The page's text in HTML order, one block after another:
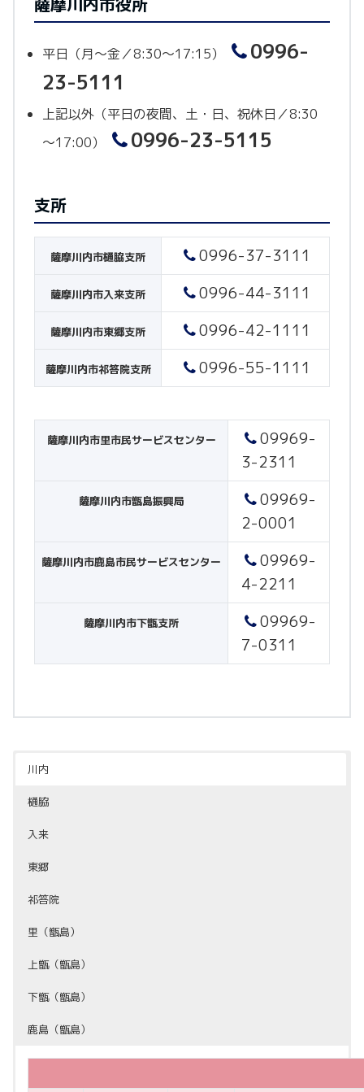
平日（月～金／8:30～17:15）
0996-
23-5111
上記以外（平日の夜間、土・日、祝休日／8:30
～17:00）
0996-23-5115
支所
薩摩川内市樋脇支所 0996-37-3111
薩摩川内市入来支所 0996-44-3111
薩摩川内市東郷支所 0996-42-1111
薩摩川内市祁答院支所 0996-55-1111
薩摩川内市里市民サービスセンター
09969-
3-2311
薩摩川内市甑島振興局
09969-
2-0001
薩摩川内市鹿島市民サービスセンター
09969-
4-2211
薩摩川内市下甑支所
09969-
7-0311
川内
樋脇
入来
東郷
祁答院
里（甑島）
上甑（甑島）
下甑（甑島）
鹿島（甑島）